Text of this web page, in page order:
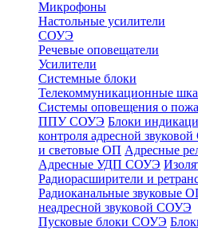
Микрофоны
Настольные усилители
СОУЭ
Речевые оповещатели
Усилители
Системные блоки
Телекоммуникационные
Системы оповещения о
ППУ СОУЭ Блоки
контроля адресной
и световые ОП Адресные
Адресные УДП СОУЭ
Радиорасширители и
Радиоканальные звуковые
неадресной звуковой СОУЭ
Пусковые блоки СОУЭ